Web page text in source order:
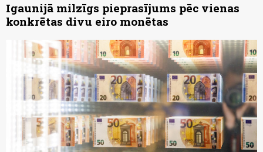
Igaunijā milzīgs pieprasījums pēc vienas
konkrētas divu eiro monētas